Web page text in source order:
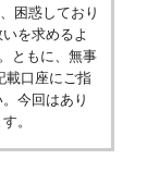
困惑しており
を求めるよ
ともに、無事
載口座にご指
今回はあり
。